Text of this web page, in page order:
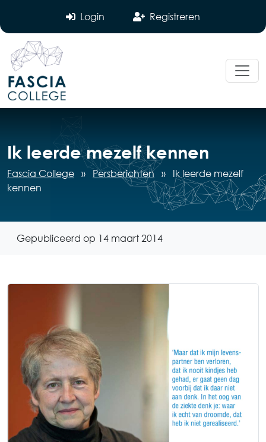
Login Registreren
Ik leerde mezelf kennen
Fascia College » Persberichten »
Ik leerde mezelf
kennen
Gepubliceerd op 14 maart 2014